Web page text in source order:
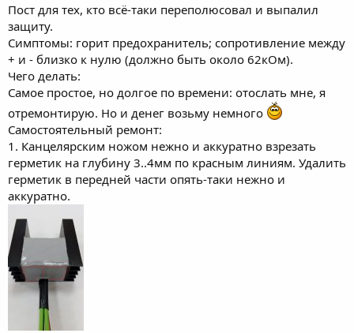
Пост для тех, кто всё-таки переполюсовал и выпалил
защиту.
Симптомы: горит предохранитель; сопротивление между
+ и - близко к нулю (должно быть около 62кОм).
Чего делать:
Самое простое, но долгое по времени: отослать мне, я
отремонтирую. Но и денег возьму немного
Самостоятельный ремонт:
1. Канцелярским ножом нежно и аккуратно взрезать
герметик на глубину 3..4мм по красным линиям. Удалить
герметик в передней части опять-таки нежно и
аккуратно.